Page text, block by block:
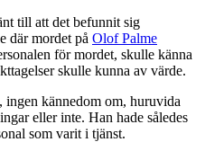
till att det befunnit sig
där mordet på Olof Palme
för mordet, skulle känna
skulle kunna av värde.
kännedom om, huruvida
eller inte. Han hade således
som varit i tjänst.